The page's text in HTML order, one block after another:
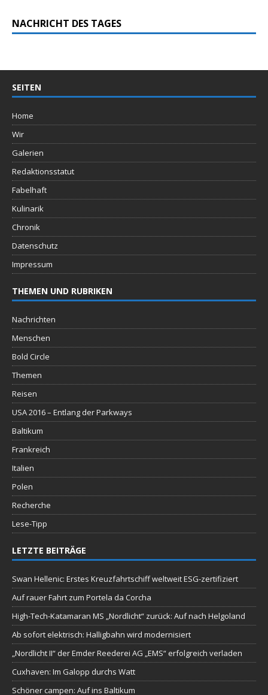
NACHRICHT DES TAGES
SEITEN
Home
Wir
Galerien
Redaktionsstatut
Fabelhaft
Kulinarik
Chronik
Datenschutz
Impressum
THEMEN UND RUBRIKEN
Nachrichten
Menschen
Bold Circle
Themen
Reisen
USA 2016 – Entlang der Parkways
Baltikum
Frankreich
Italien
Polen
Recherche
Lese-Tipp
LETZTE BEITRÄGE
Swan Hellenic: Erstes Kreuzfahrtschiff weltweit ESG-zertifiziert
Auf rauer Fahrt zum Portela da Corcha
High-Tech-Katamaran MS „Nordlicht“ zurück: Auf nach Helgoland
Ab sofort elektrisch: Halligbahn wird modernisiert
„Nordlicht II“ der Emder Reederei AG „EMS“ erfolgreich verladen
Cuxhaven: Im Galopp durchs Watt
Schöner campen: Auf ins Baltikum